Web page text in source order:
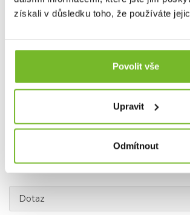
získali v důsledku toho, že používáte
Povolit vše
Upravit
Odmítnout
Společnost MORIS design s.r.o.,
SAVETHEDAY.CZ je hrdý exkluzivní
Dotaz